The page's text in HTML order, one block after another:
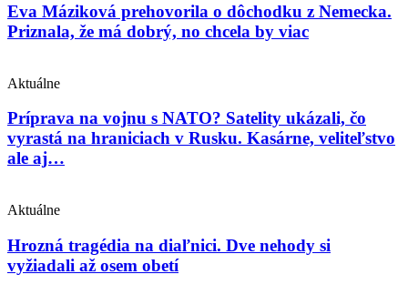
Eva Máziková prehovorila o dôchodku z Nemecka.
Priznala, že má dobrý, no chcela by viac
Aktuálne
Príprava na vojnu s NATO? Satelity ukázali, čo
vyrastá na hraniciach v Rusku. Kasárne, veliteľstvo
ale aj…
Aktuálne
Hrozná tragédia na diaľnici. Dve nehody si
vyžiadali až osem obetí